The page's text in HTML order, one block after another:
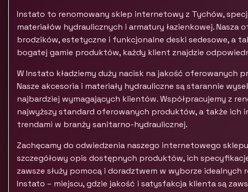
Instato to renomowany sklep internetowy z Tychów,
materiałów hydraulicznych i armatury łazienkowej. Nasza
brodzików, estetyczne i funkcjonalne deski sedesowe, a
bogatej gamie produktów, każdy klient znajdzie
W Instato kładziemy duży nacisk na jakość oferowanych
Nasze akcesoria i materiały hydrauliczne są starannie
najbardziej wymagających klientów. Współpracujemy z
najwyższy standard oferowanych produktów, a także ich
trendami w branży sanitarno-hydraulicznej.
Zachęcamy do odwiedzenia naszego internetowego
szczegółowy opis dostępnych produktów, ich
zawsze służy pomocą i doradztwem w wyborze idealnych
Instato – miejscu, gdzie jakość i satysfakcja klienta są